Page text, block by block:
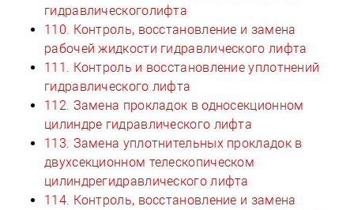
гидравлическоголифта
110. Контроль, восстановление и замена
рабочей жидкости гидравлического лифта
111. Контроль и восстановление уплотнений
гидравлического лифта
112. Замена прокладок в односекционном
цилиндре гидравлического лифта
113. Замена уплотнительных прокладок в
двухсекционном телескопическом
цилиндрегидравлического лифта
114. Контроль, восстановление и замена